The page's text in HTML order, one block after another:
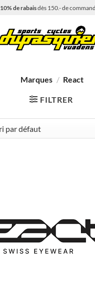
10% de rabaisdès 150.- de
Marques / React
FILTRER